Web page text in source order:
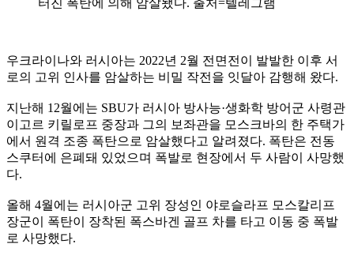
우크라이나와 러시아는 2022년 2월 전면전이 발발한 이후 서
로의 고위 인사를 암살하는 비밀 작전을 잇달아 감행해 왔다.
지난해 12월에는 SBU가 러시아 방사능·생화학 방어군 사령관
이고르 키릴로프 중장과 그의 보좌관을 모스크바의 한 주택가
에서 원격 조종 폭탄으로 암살했다고 알려졌다. 폭탄은 전동
스쿠터에 은폐돼 있었으며 폭발로 현장에서 두 사람이 사망했
다.
올해 4월에는 러시아군 고위 장성인 야로슬라프 모스칼리프
장군이 폭탄이 장착된 폭스바겐 골프 차를 타고 이동 중 폭발
로 사망했다.